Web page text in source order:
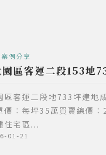
例分享
園區客運二段153
區客運二段地733坪建
價∶每坪35萬買賣總價
住宅區...
01-21